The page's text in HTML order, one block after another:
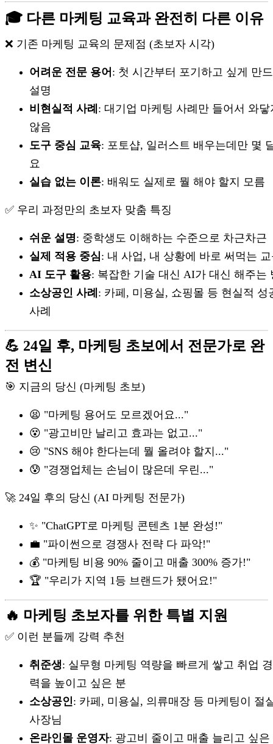
🎓 다른 마케팅 교육과 완전히 다른 이유
❌ 기존 마케팅 교육의 문제점 (초보자 시각)
어려운 전문 용어 : 첫 시간부터 포기하고 싶게 만
설명
비현실적 사례 : 대기업 마케팅 사례만 들어서 와닿
않음
도구 중심 교육: 포토샵, 일러스트 배우는데만 몇
요
실습 없는 이론: 배워도 실제로 뭘 해야 할지 모름
✅ 우리 과정만의 초보자 맞춤 특징
쉬운 설명: 중학생도 이해하는 수준으로 차근차근
실제 적용 중심: 내 사업, 내 상황에 바로 써먹는
AI 도구 활용: 복잡한 기술 대신 AI가 대신 해주는
소상공인 사례 : 카페, 미용실, 쇼핑몰 등 현실적 성
사례
💪 24일 후, 마케팅 초보에서 전문가로 완
전 변신
🎯 지금의 당신 (마케팅 초보)
😫 "마케팅 용어도 모르겠어요..."
😵 "광고비만 날리고 효과는 없고..."
😢 "SNS 해야 한다는데 뭘 올려야 할지..."
😰 "경쟁업체는 손님이 많은데 우린..."
🚀 24일 후의 당신 (AI 마케팅 전문가)
✨ "ChatGPT로 마케팅 콘텐츠 1분 완성!"
💼 "파이썬으로 경쟁사 전략 다 파악!"
💰 "마케팅 비용 90% 줄이고 매출 300% 증가!"
🏆 "우리가 지역 1등 브랜드가 됐어요!"
🔥 마케팅 초보자를 위한 특별 지원
✅ 이런 분들께 강력 추천
취준생: 실무형 마케팅 역량을 빠르게 쌓고 취업
력을 높이고 싶은 분
소상공인: 카페, 미용실, 의류매장 등 마케팅이 절
사장님
온라인몰 운영자: 광고비 줄이고 매출 늘리고 싶은